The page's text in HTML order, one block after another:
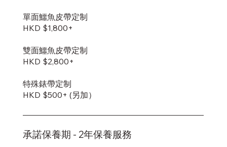
單面鱷魚皮帶定制
HKD $1,800+
雙面鱷魚皮帶定制
​HKD $2,800+
特殊錶帶定制
HKD $500+ (另加）
承諾保養期 - 2年保養服務